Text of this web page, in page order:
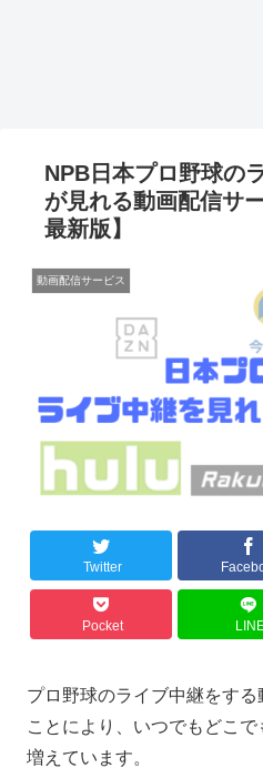
NPB日本プロ野球の
が見れる動画配信サ
最新版】
動画配信サービス
Twitter
Pocket
プロ野球のライブ中継をす
ことにより、いつでもどこ
増えています。